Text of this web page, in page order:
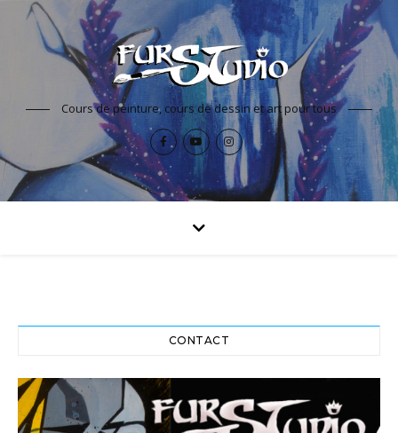
Cours de peinture, cours de dessin et art pour tous
CONTACT